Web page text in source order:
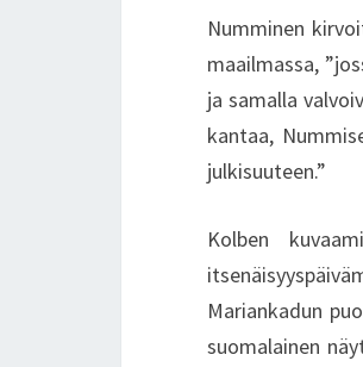
Numminen
maailmassa,
ja samalla
kantaa,
julkisuuteen.”
Kolben
Mariankadun
suomalainen